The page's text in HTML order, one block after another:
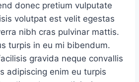
donec pretium vulputate
volutpat est velit egestas
nibh cras pulvinar mattis.
turpis in eu mi bibendum.
gravida neque convallis
adipiscing enim eu turpis